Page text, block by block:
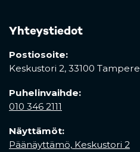
Yhteystiedot
Postiosoite:
Keskustori 2, 33100 Tampere
Puhelinvaihde:
010 346 2111
Näyttämöt:
Päänäyttämö, Keskustori 2